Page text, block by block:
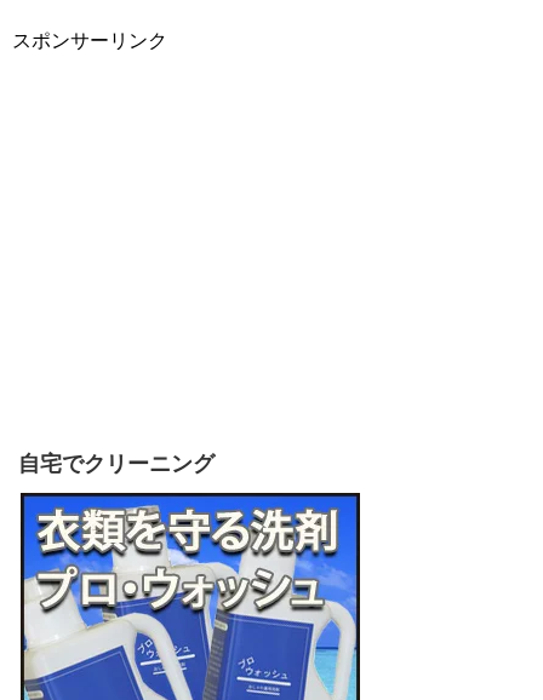
スポンサーリンク
自宅でクリーニング